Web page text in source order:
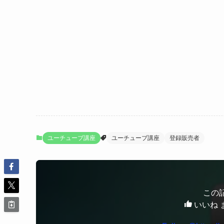
ユーチューブ講座 ユーチューブ講座 登録販売者
この
いいね